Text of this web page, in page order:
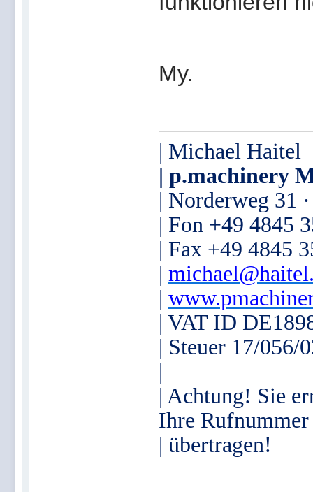
My.
| Michael Haitel
| p.machinery
| Norderweg 31
| Fon +49 4845
| Fax +49 4845
|
|
| VAT ID
| Steuer 17/056/
|
| Achtung! Sie
Ihre Rufnummer
| übertragen!